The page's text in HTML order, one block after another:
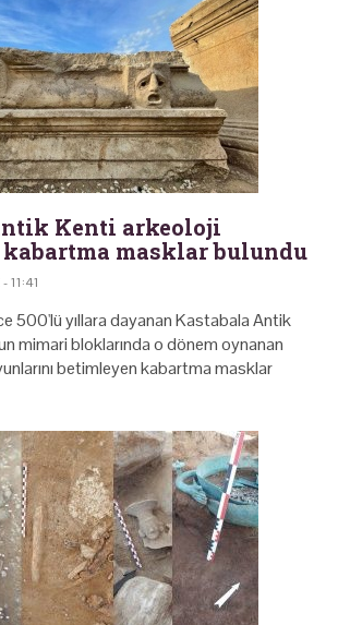
Kenti arkeoloji
kabartma masklar bulundu
11:41
500'lü yıllara dayanan Kastabala Antik
mimari bloklarında o dönem oynanan
betimleyen kabartma masklar